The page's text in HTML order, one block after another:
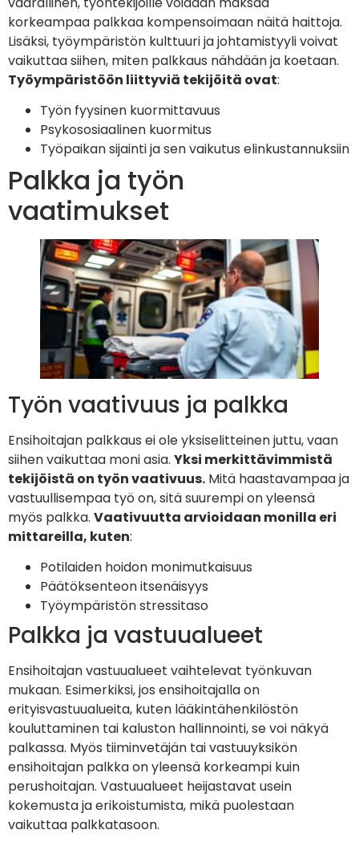
korkeampaa palkkaa kompensoimaan näitä haittoja.
Lisäksi, työympäristön kulttuuri ja johtamistyyli voivat
vaikuttaa siihen, miten palkkaus nähdään ja koetaan.
Työympäristöön liittyviä tekijöitä ovat:
Työn fyysinen kuormittavuus
Psykososiaalinen kuormitus
Työpaikan sijainti ja sen vaikutus elinkustannuksiin
Palkka ja työn
vaatimukset
Työn vaativuus ja palkka
Ensihoitajan palkkaus ei ole yksiselitteinen juttu, vaan
siihen vaikuttaa moni asia. Yksi merkittävimmistä
tekijöistä on työn vaativuus. Mitä haastavampaa ja
vastuullisempaa työ on, sitä suurempi on yleensä
myös palkka. Vaativuutta arvioidaan monilla eri
mittareilla, kuten:
Potilaiden hoidon monimutkaisuus
Päätöksenteon itsenäisyys
Työympäristön stressitaso
Palkka ja vastuualueet
Ensihoitajan vastuualueet vaihtelevat työnkuvan
mukaan. Esimerkiksi, jos ensihoitajalla on
erityisvastuualueita, kuten lääkintähenkilöstön
kouluttaminen tai kaluston hallinnointi, se voi näkyä
palkassa. Myös tiiminvetäjän tai vastuuyksikön
ensihoitajan palkka on yleensä korkeampi kuin
perushoitajan. Vastuualueet heijastavat usein
kokemusta ja erikoistumista, mikä puolestaan
vaikuttaa palkkatasoon.